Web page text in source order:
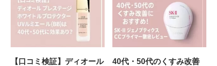
【口コミ検証】ディオール
40代・50代のくすみ改善